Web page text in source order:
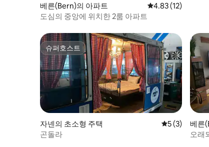
베른(Bern)의 아파트 평점 4.83점(5점 만
4.83 (12)
도심의 중앙에 위치한 2룸 아파트
슈퍼호스트
슈퍼호스트
자넨의 초소형 주택 평점 5점(5점
5 (3)
곤돌라
베른
오래